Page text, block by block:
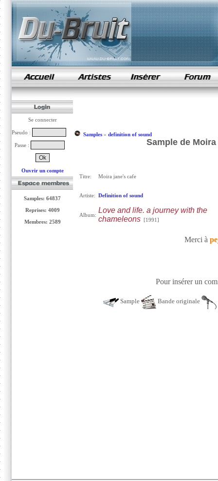
samples de rap
Se connecter
Pseudo :
Passe :
Ouvrir un compte
Samples: 64837
Reprises: 4009
Membres: 2589
Samples» definition of sound
Sample de
Titre: Moira jane's cafe
Artiste: Definition of sound
Album:
Love and life. a journey with the
chameleons[1991]
Merci à
Pour insérer un
Sample Bande originale